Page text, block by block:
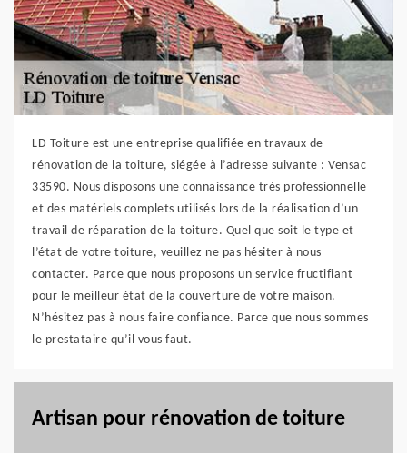
LD Toiture est une entreprise qualifiée en travaux de
rénovation de la toiture, siégée à l’adresse suivante : Vensac
33590. Nous disposons une connaissance très professionnelle
et des matériels complets utilisés lors de la réalisation d’un
travail de réparation de la toiture. Quel que soit le type et
l’état de votre toiture, veuillez ne pas hésiter à nous
contacter. Parce que nous proposons un service fructifiant
pour le meilleur état de la couverture de votre maison.
N’hésitez pas à nous faire confiance. Parce que nous sommes
le prestataire qu’il vous faut.
Artisan pour rénovation de toiture